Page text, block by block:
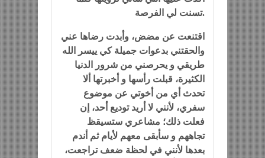
تسنت لي الفرصة.
اقتنعت عن مضض، وأبدت رضاها عني
والحقتني بدعوات جميلة كي ييسر الله
طريقي و يحرصني من شرور الدنيا
الكثيرة، قبلت رأسها و أخبرتها ألا
تحدث أي من أخوتي عن موضوع
سفري، لأنني لا أريد توديع أحد، إن
فعلت ذلك؛ مشاعري ستسيقظ
تجاههم و سأبقى معهم لأيام ثم أندم
بعدها لأنني في لحظة ضعف تراجعت،